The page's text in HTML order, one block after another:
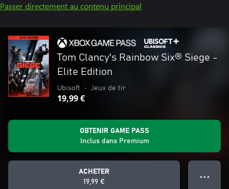
Passer directement au contenu principal
Tom Clancy's Rainbow Six® Siege -
Elite Edition
Ubisoft • Jeux de tir
19,99 €
OBTENIR GAME PASS
Inclus dans Premium
ACHETER
19,99 €
● ● ●